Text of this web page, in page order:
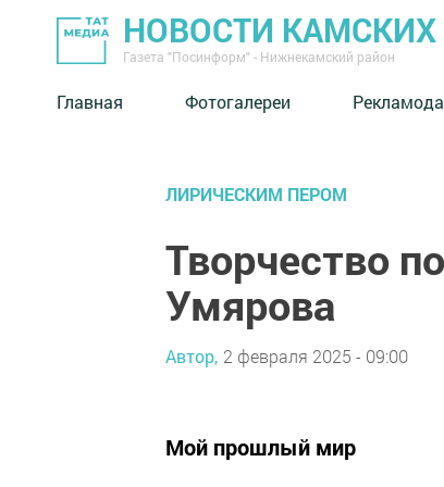
НОВОСТИ
Газета "Посинформ" - Нижнекамский район
Главная Фотогалереи
ЛИРИЧЕСКИМ ПЕРОМ
Творчество
Умярова
Автор, 2 февраля 2025 - 09:00
Мой прошлый мир